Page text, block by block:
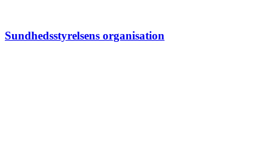
Sundhedsstyrelsens organisation